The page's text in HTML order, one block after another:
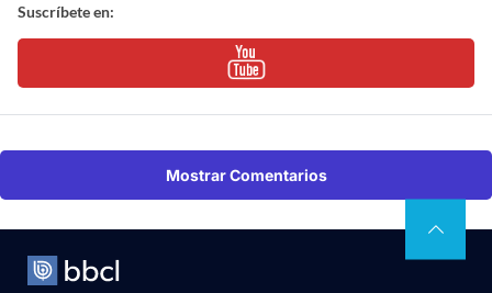
Suscríbete en:
Mostrar Comentarios